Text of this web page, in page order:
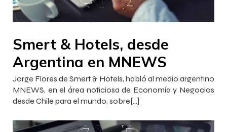
Francisca InnovaJob – 17 octubre 2022 – 18:46
Smert & Hotels, desde
Argentina en MNEWS
Jorge Flores de Smert & Hotels, habló al medio argentino
MNEWS, en el área noticiosa de Economía y Negocios
desde Chile para el mundo, sobre[…]